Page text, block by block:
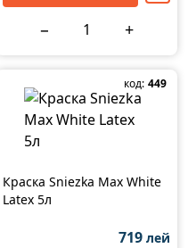
− +
код: 449
Краска Sniezka Max White
Latex 5л
719 лей